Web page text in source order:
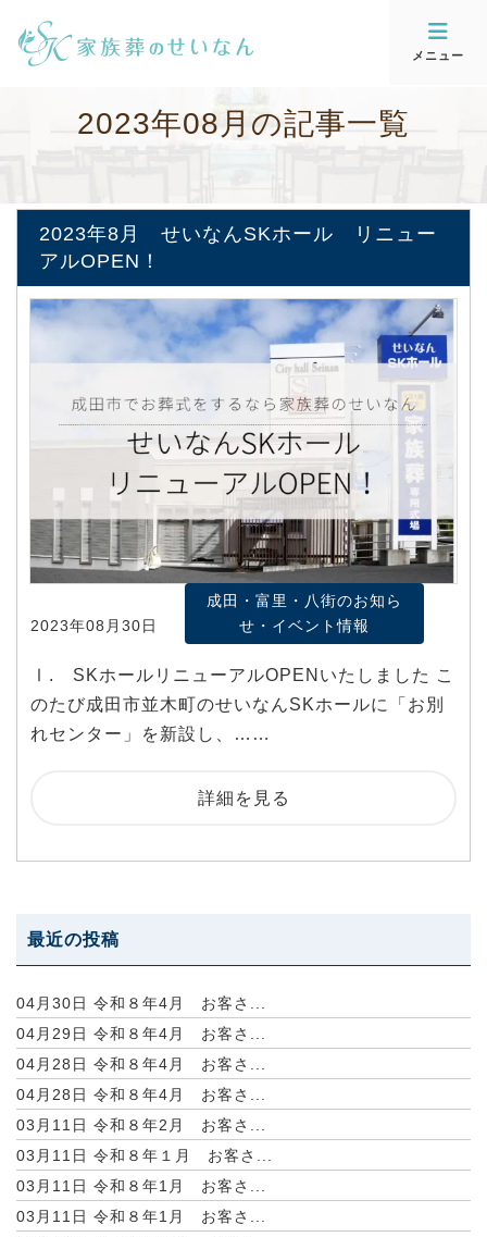
メニュー
2023年08 月 の記事一覧
2023年8月 せいなんSKホール リニュー
アルOPEN！
2023年08月30日
成田・富里・八街のお知ら
せ・イベント情報
Ⅰ. SKホールリニューアルOPENいたしました こ
のたび成田市並木町のせいなんSKホールに「お別
れセンター」を新設し、……
詳細を見る
最近の投稿
04月30日 令和８年4月 お客さ...
04月29日 令和８年4月 お客さ...
04月28日 令和８年4月 お客さ...
04月28日 令和８年4月 お客さ...
03月11日 令和８年2月 お客さ...
03月11日 令和８年１月 お客さ...
03月11日 令和８年1月 お客さ...
03月11日 令和８年1月 お客さ...